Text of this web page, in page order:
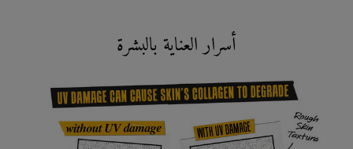
أسرار العناية بالبشرة